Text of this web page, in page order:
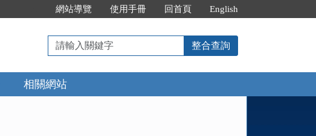
網站導覽 使用手冊 回首頁 English
請
輸
入
關
鍵
整合查詢
相關網站